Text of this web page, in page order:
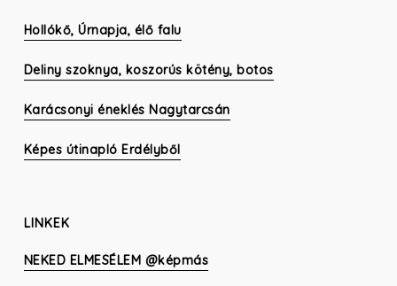
Hollókő, Úrnapja, élő falu
Deliny szoknya, koszorús kötény, botos
Karácsonyi éneklés Nagytarcsán
Képes útinapló Erdélyből
LINKEK
NEKED ELMESÉLEM @képmás